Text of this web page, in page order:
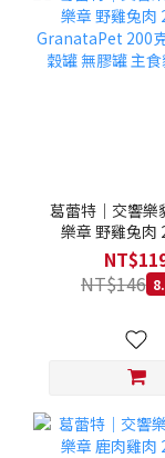
葛蕾特｜交響樂
樂章 野雞兔肉
GranataPet 200
無穀罐 無膠罐 主
罐
NT$146